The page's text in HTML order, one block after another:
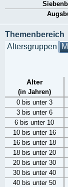
Themenbereich
Altersgruppen
Alter
(in Jahren)
0 bis unter 3
3 bis unter 6
6 bis unter 10
10 bis unter 16
16 bis unter 18
18 bis unter 20
20 bis unter 30
30 bis unter 40
40 bis unter 50